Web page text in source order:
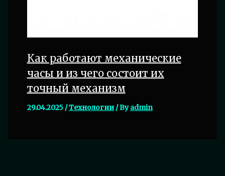
Как работают механические
часы и из чего состоит их
точный механизм
29.04.2025 /Технологии/ Byadmin